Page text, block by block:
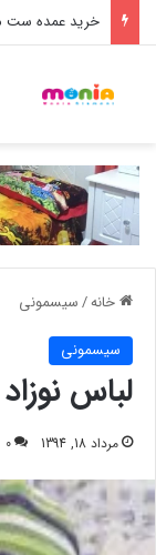
خرید شامپو سر و بدن 500 میل
خانه/سیسمونی
سیسمونی
لباس
مرداد 18, 1394 0